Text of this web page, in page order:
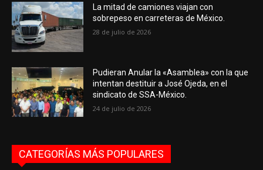
La mitad de camiones viajan con
sobrepeso en carreteras de México.
28 de julio de 2026
Pudieran Anular la «Asamblea» con la que
intentan destituir a José Ojeda, en el
sindicato de SSA-México.
24 de julio de 2026
CATEGORÍAS MÁS POPULARES